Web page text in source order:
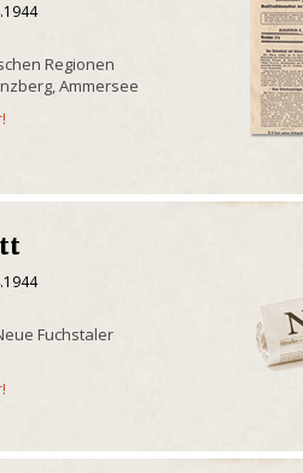
Regionen
Ammersee
Fuchstaler